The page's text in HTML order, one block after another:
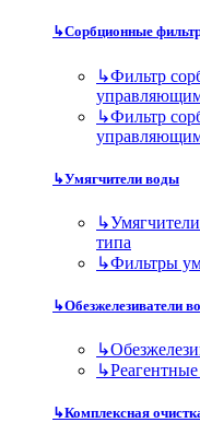
↳Сорбционные
↳Фильтр
↳Фильтр
↳Умягчители воды
↳
типа
↳Фильтры
↳Обезжелезиватели
↳
↳
↳Комплексная